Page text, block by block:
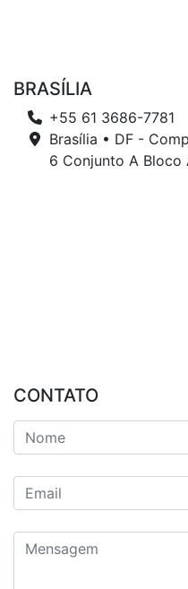
BRASÍLIA
+55 61 3686-7781
Brasília • DF -
6 Conjunto A Bloco
CONTATO